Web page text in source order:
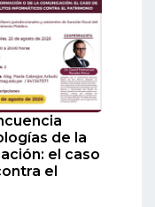
de la
el caso
el